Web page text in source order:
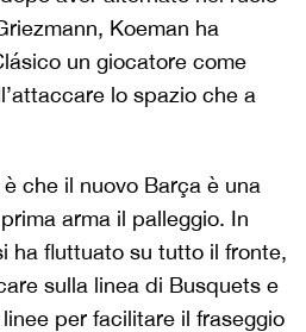
Koeman ha
ásico un giocatore come
lo spazio che a
che il nuovo Barça è una
arma il palleggio. In
ha fluttuato su tutto il fronte,
sulla linea di Busquets e
per facilitare il fraseggio